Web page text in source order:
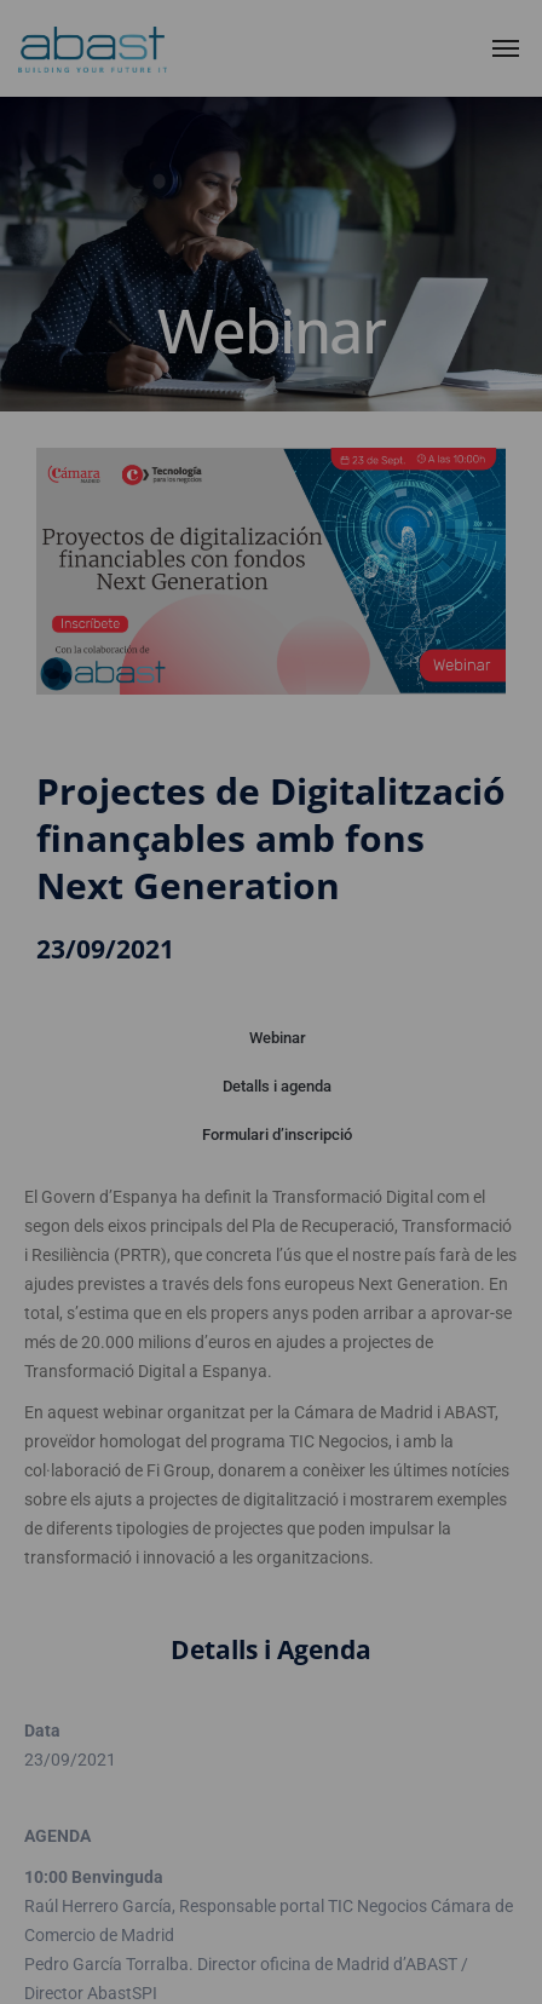
Webinar
Projectes de Digitalització
finançables amb fons
Next Generation
23/09/2021
Webinar
Detalls i agenda
Formulari d’inscripció
El Govern d’Espanya ha definit la Transformació Digital com el
segon dels eixos principals del Pla de Recuperació, Transformació
i Resiliència (PRTR), que concreta l’ús que el nostre país farà de les
ajudes previstes a través dels fons europeus Next Generation. En
total, s’estima que en els propers anys poden arribar a aprovar-se
més de 20.000 milions d’euros en ajudes a projectes de
Transformació Digital a Espanya.
En aquest webinar organitzat per la Cámara de Madrid i ABAST,
proveïdor homologat del programa TIC Negocios, i amb la
col·laboració de Fi Group, donarem a conèixer les últimes notícies
sobre els ajuts a projectes de digitalització i mostrarem exemples
de diferents tipologies de projectes que poden impulsar la
transformació i innovació a les organitzacions.
Detalls i Agenda
Data
23/09/2021
AGENDA
10:00 Benvinguda
Raúl Herrero García, Responsable portal TIC Negocios Cámara de
Comercio de Madrid
Pedro García Torralba. Director oficina de Madrid d’ABAST /
Director AbastSPI